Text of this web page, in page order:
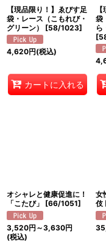
【現品限り！】ゑびす足
袋・レース（こもれび・
グリーン）
[58/1023]
4,620円(税込)
カートに入れる
袋
ら
[
オシャレと健康促進に！
「こたび」
[66/1051]
3,520円 ～3,630円
(税込)
女
伎